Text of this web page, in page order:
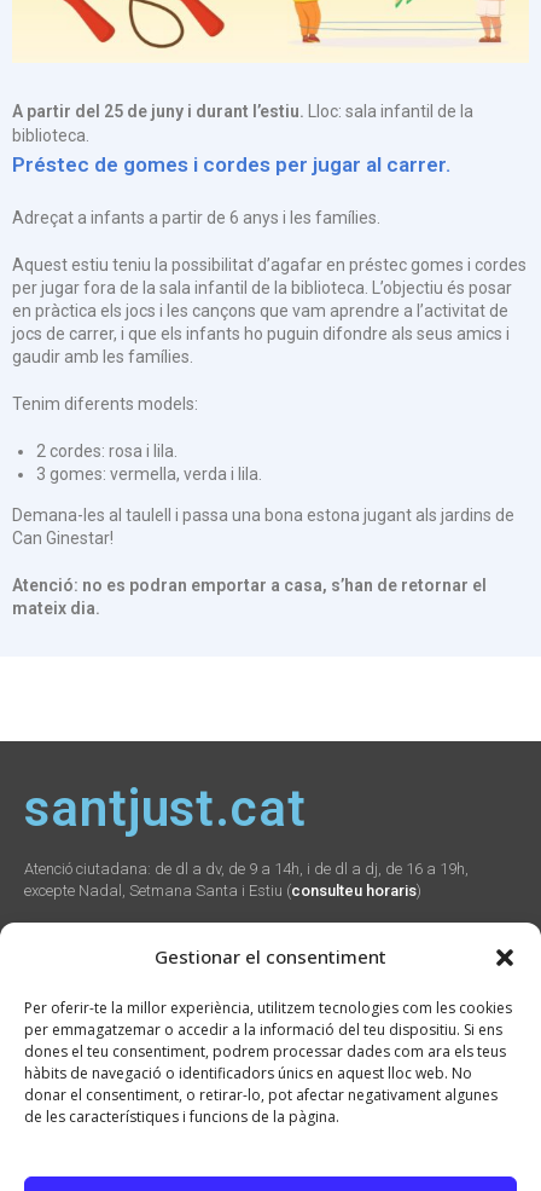
Gestionar el consentiment
Per oferir-te la millor experiència, utilitzem tecnologies com les cookies
per emmagatzemar o accedir a la informació del teu dispositiu. Si ens
dones el teu consentiment, podrem processar dades com ara els teus
hàbits de navegació o identificadors únics en aquest lloc web. No
donar el consentiment, o retirar-lo, pot afectar negativament algunes
de les característiques i funcions de la pàgina.
A partir del 25 de juny i durant l’estiu. Lloc: sala infantil de la
biblioteca.
Préstec de gomes i cordes per jugar al carrer.
Adreçat a infants a partir de 6 anys i les famílies.
Aquest estiu teniu la possibilitat d’agafar en préstec gomes i cordes
per jugar fora de la sala infantil de la biblioteca. L’objectiu és posar
en pràctica els jocs i les cançons que vam aprendre a l’activitat de
jocs de carrer, i que els infants ho puguin difondre als seus amics i
gaudir amb les famílies.
Tenim diferents models:
2 cordes: rosa i lila.
3 gomes: vermella, verda i lila.
Demana-les al taulell i passa una bona estona jugant als jardins de
Can Ginestar!
Atenció: no es podran emportar a casa, s’han de retornar el
mateix dia.
santjust.cat
Atenció ciutadana: de dl a dv, de 9 a 14h, i de dl a dj, de 16 a 19h,
excepte Nadal, Setmana Santa i Estiu (consulteu horaris)
Social
Webs
municipals
Promunsa
Promoció Econòmica
seu.cat
Contacte
Plaça Verdaguer, 2
Sant Just Desvern,
08960
934 804 800